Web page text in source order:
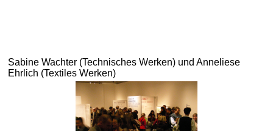
Sabine Wachter (Technisches Werken) und Anneliese
Ehrlich (Textiles Werken)